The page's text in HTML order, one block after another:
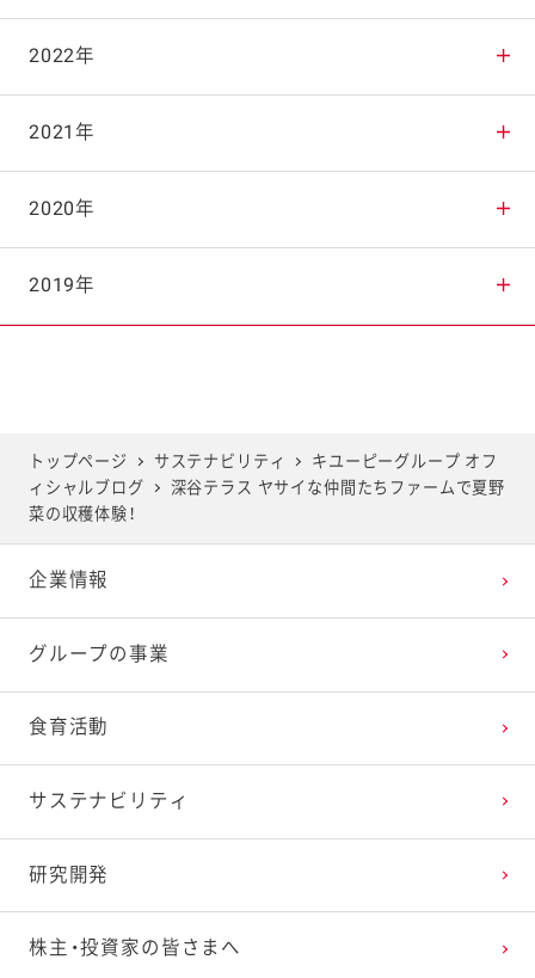
2025年10月
2025年9月
2025年8月
2025年7月
2025年4月
2025年3月
2025年2月
2024年11月
2024年10月
2024年9月
2024年8月
2024年5月
2024年4月
2024年3月
2023年12月
2023年11月
2023年10月
2023年9月
2023年6月
2023年5月
2023年4月
2022年
2022年12月
2022年11月
2022年10月
2022年7月
2022年6月
2022年5月
2021年
2021年12月
2021年11月
2021年8月
2021年7月
2021年6月
2020年
2020年12月
2020年9月
2020年8月
2020年7月
2019年
2019年10月
2019年9月
2019年8月
トップページ サステナビリティ
キユーピーグループ オフ
ィシャルブログ
深谷テラス ヤサイな仲間たちファームで夏野
菜の収穫体験！
企業情報
グループの事業
食育活動
サステナビリティ
研究開発
株主・投資家の皆さまへ